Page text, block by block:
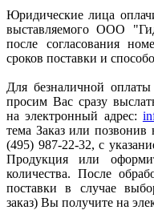
Юридические лица
выставляемого ООО
после согласования
сроков поставки и
Для безналичной
просим Вас сразу
на электронный адрес:
тема Заказ или
(495) 987-22-32, с
Продукция или
количества. После
поставки в случае
заказ) Вы получите на